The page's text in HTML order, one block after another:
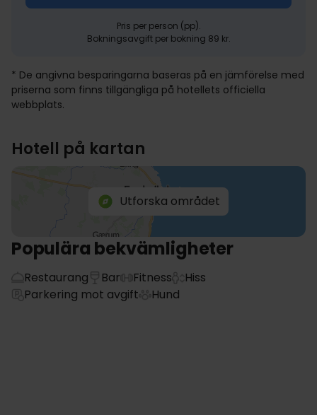
Pris per person (pp).
Bokningsavgift per bokning 89 kr.
* De angivna besparingarna baseras på en jämförelse med
priserna som finns tillgängliga på hotellets officiella
webbplats.
Hotell på kartan
Utforska området
Populära bekvämligheter
Restaurang Bar Fitness
Hiss
Parkering mot avgift
Hund